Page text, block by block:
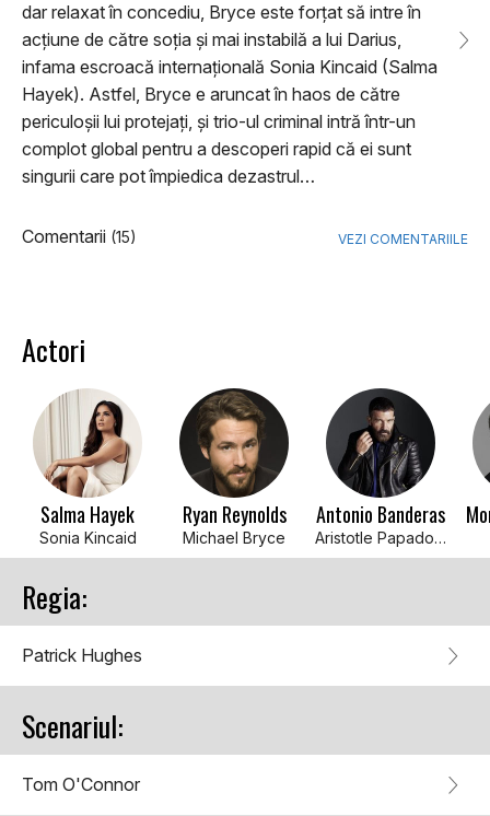
dar relaxat în concediu, Bryce este forțat să intre în
acțiune de către soția și mai instabilă a lui Darius,
infama escroacă internațională Sonia Kincaid (Salma
Hayek). Astfel, Bryce e aruncat în haos de către
periculoșii lui protejați, și trio-ul criminal intră într-un
complot global pentru a descoperi rapid că ei sunt
singurii care pot împiedica dezastrul…
Comentarii (15) VEZI COMENTARIILE
Actori
Salma Hayek
Sonia Kincaid
Ryan Reynolds
Michael Bryce
Antonio Banderas
Aristotle Papadopolous
Regia:
Patrick Hughes
Scenariul:
Tom O'Connor